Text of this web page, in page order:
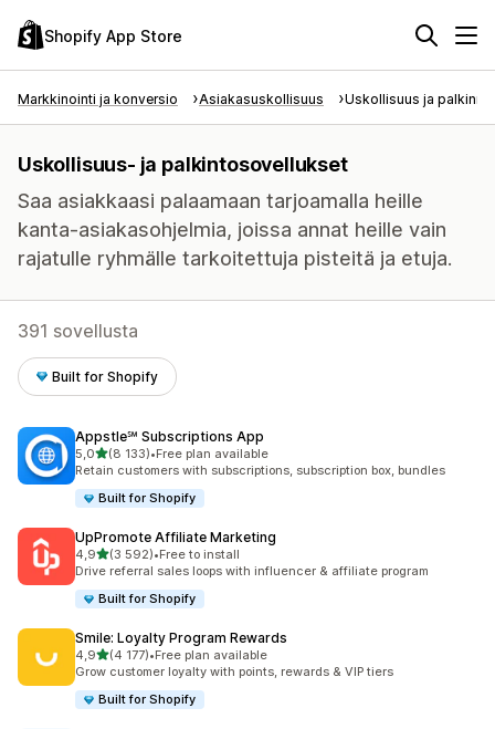
Shopify App Store
Markkinointi ja konversio Asiakasuskollisuus Uskollisuus ja
Uskollisuus- ja palkintosovellukset
Saa asiakkaasi palaamaan tarjoamalla heille
kanta-asiakasohjelmia, joissa annat heille vain
rajatulle ryhmälle tarkoitettuja pisteitä ja etuja.
391 sovellusta
Built for Shopify
Appstle℠ Subscriptions App
5,0/ 5 tähteä
(8 133)
8133 arvostelua yhteensä
•Free plan available
Retain customers with subscriptions, subscription box, bundles
Built for Shopify
UpPromote Affiliate Marketing
4,9/ 5 tähteä
(3 592)
3592 arvostelua yhteensä
•Free to install
Drive referral sales loops with influencer & affiliate program
Built for Shopify
Smile: Loyalty Program Rewards
4,9/ 5 tähteä
(4 177)
4177 arvostelua yhteensä
•Free plan available
Grow customer loyalty with points, rewards & VIP tiers
Built for Shopify